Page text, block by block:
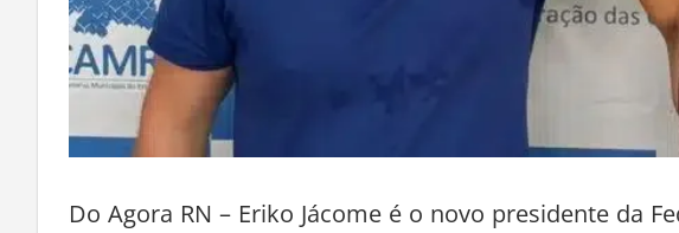
Do Agora RN – Eriko Jácome é o novo presidente da